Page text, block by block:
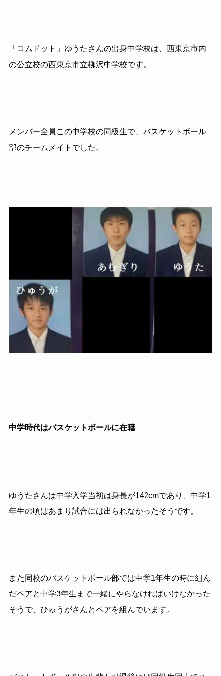
「コムドット」ゆうたさんの出身中学校は、西東京市内
の公立校の西東京市立柳沢中学校です。
メンバー全員この中学校の同級生で、バスケットボール
部のチームメイトでした。
中学時代はバスケットボールに在籍
ゆうたさんは中学入学当初は身長が142cmであり、中学1
年生の頃はあまり試合には出られなかったそうです。
また同校のバスケットボール部では中学1年生の時に組ん
だペアと中学3年生まで一緒にやらなければいけなかった
そうで、ひゅうがさんとペアを組んでいます。